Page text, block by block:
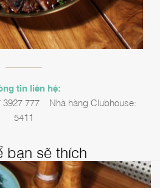
tin liên hệ:
777 – Nhà hàng Clubhouse:
5411
bạn sẽ thích